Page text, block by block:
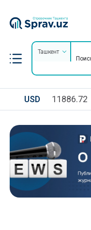
Ташкент
USD 11886.72